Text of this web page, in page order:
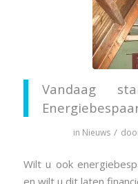
Vandaag
in Nieuws /
Wilt u ook